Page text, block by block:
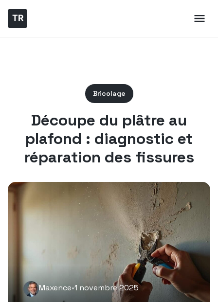
Bricolage
Découpe du plâtre au
plafond : diagnostic et
réparation des fissures
Maxence•1 novembre 2025